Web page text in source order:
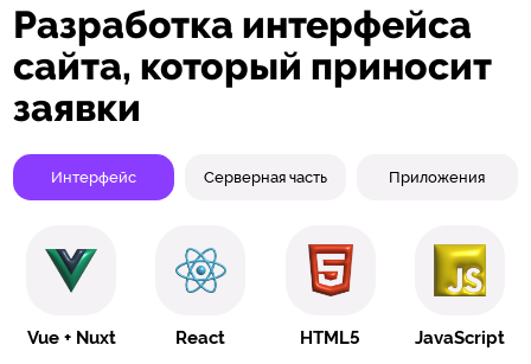
Разработка интерфейса
сайта, который приносит
заявки
Интерфейс Серверная часть Приложения
Vue + Nuxt React HTML5 JavaScript